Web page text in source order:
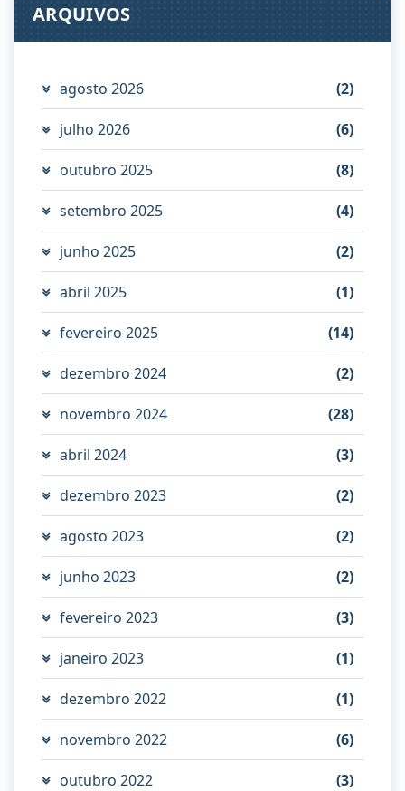
ARQUIVOS
agosto 2026 (2)
julho 2026 (6)
outubro 2025 (8)
setembro 2025 (4)
junho 2025 (2)
abril 2025 (1)
fevereiro 2025 (14)
dezembro 2024 (2)
novembro 2024 (28)
abril 2024 (3)
dezembro 2023 (2)
agosto 2023 (2)
junho 2023 (2)
fevereiro 2023 (3)
janeiro 2023 (1)
dezembro 2022 (1)
novembro 2022 (6)
outubro 2022 (3)